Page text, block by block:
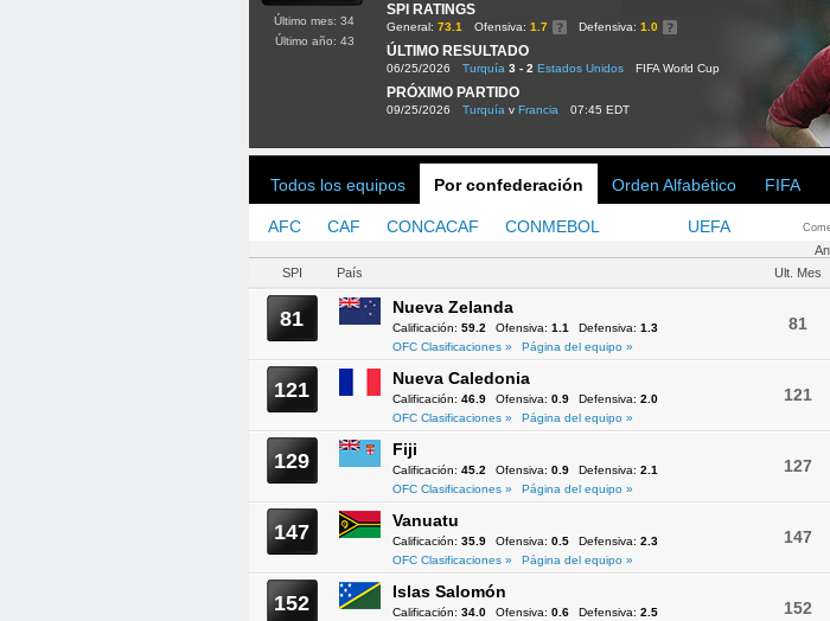
SPI RATINGS
General: 73.1 Ofensiva: 1.7 Defensiva: 1.0
ÚLTIMO RESULTADO
06/25/2026 Turquía 3 - 2 Estados Unidos FIFA World Cup
PRÓXIMO PARTIDO
09/25/2026 Turquía v Francia 07:45 EDT
Último mes: 34
Último año: 43
Todos los equipos Por confederación Orden Alfabético FIFA
AFC CAF CONCACAF CONMEBOL UEFA
SPI
País Ult. Mes
81 Nueva Zelanda
Calificación: 59.2 Ofensiva: 1.1 Defensiva: 1.3
OFC Clasificaciones »
Página del equipo »
81
121 Nueva Caledonia
Calificación: 46.9 Ofensiva: 0.9 Defensiva: 2.0
OFC Clasificaciones »
Página del equipo »
121
129 Fiji
Calificación: 45.2 Ofensiva: 0.9 Defensiva: 2.1
OFC Clasificaciones »
Página del equipo »
127
147 Vanuatu
Calificación: 35.9 Ofensiva: 0.5 Defensiva: 2.3
OFC Clasificaciones »
Página del equipo »
147
152 Islas Salomón
Calificación: 34.0 Ofensiva: 0.6 Defensiva: 2.5
152